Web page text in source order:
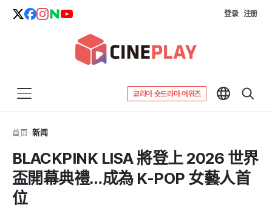
登录 注册
코리아 숏드라마 어워즈
首页>新闻
BLACKPINK LISA 將登上 2026 世界
盃開幕典禮…成為 K-POP 女藝人首
位